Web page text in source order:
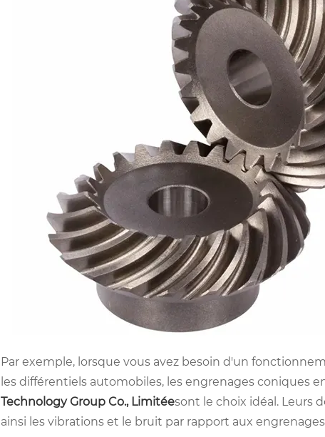
Par exemple, lorsque vous avez besoin d'un
les différentiels automobiles, les engrenages coniques
Technology Group Co., Limitéesont le choix idéal. Leurs
ainsi les vibrations et le bruit par rapport aux